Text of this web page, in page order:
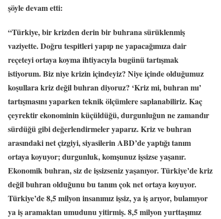
şöyle devam etti:
“Türkiye, bir krizden derin bir buhrana sürüklenmiş
vaziyette. Doğru tespitleri yapıp ne yapacağımıza dair
reçeteyi ortaya koyma ihtiyacıyla bugünü tartışmak
istiyorum. Biz niye krizin içindeyiz? Niye içinde olduğumuz
koşullara kriz değil buhran diyoruz? ‘Kriz mi, buhran mı’
tartışmasını yaparken teknik ölçümlere saplanabiliriz. Kaç
çeyrektir ekonominin küçüldüğü, durgunluğun ne zamandır
sürdüğü gibi değerlendirmeler yaparız. Kriz ve buhran
arasındaki net çizgiyi, siyasilerin ABD’de yaptığı tanım
ortaya koyuyor; durgunluk, komşunuz işsizse yaşanır.
Ekonomik buhran, siz de işsizseniz yaşanıyor. Türkiye’de kriz
değil buhran olduğunu bu tanım çok net ortaya koyuyor.
Türkiye’de 8,5 milyon insanımız işsiz, ya iş arıyor, bulamıyor
ya iş aramaktan umudunu yitirmiş. 8,5 milyon yurttaşımız